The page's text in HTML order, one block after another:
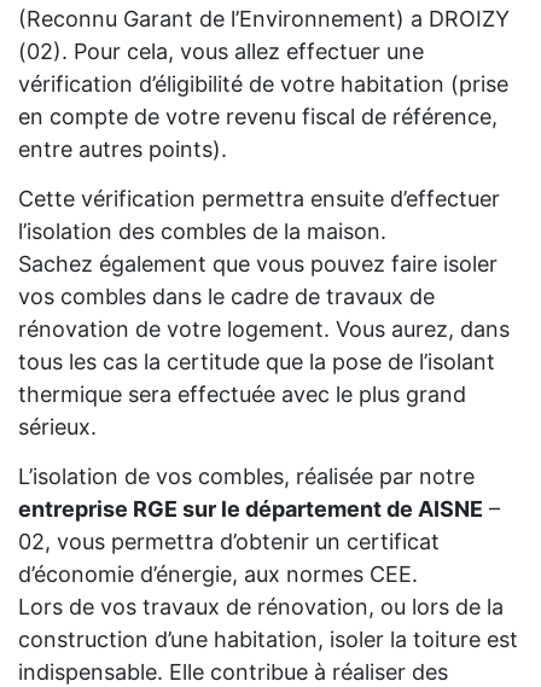
(Reconnu Garant de l’Environnement) a DROIZY
(02). Pour cela, vous allez effectuer une
vérification d’éligibilité de votre habitation (prise
en compte de votre revenu fiscal de référence,
entre autres points).
Cette vérification permettra ensuite d’effectuer
l’isolation des combles de la maison.
Sachez également que vous pouvez faire isoler
vos combles dans le cadre de travaux de
rénovation de votre logement. Vous aurez, dans
tous les cas la certitude que la pose de l’isolant
thermique sera effectuée avec le plus grand
sérieux.
L’isolation de vos combles, réalisée par notre
entreprise RGE sur le département de AISNE –
02, vous permettra d’obtenir un certificat
d’économie d’énergie, aux normes CEE.
Lors de vos travaux de rénovation, ou lors de la
construction d’une habitation, isoler la toiture est
indispensable. Elle contribue à réaliser des